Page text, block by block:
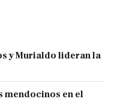
y Murialdo lideran la
mendocinos en el